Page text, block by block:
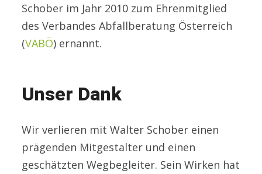
Schober im Jahr 2010 zum Ehrenmitglied
des Verbandes Abfallberatung Österreich
(VABÖ) ernannt.
Unser Dank
Wir verlieren mit Walter Schober einen
prägenden Mitgestalter und einen
geschätzten Wegbegleiter. Sein Wirken hat